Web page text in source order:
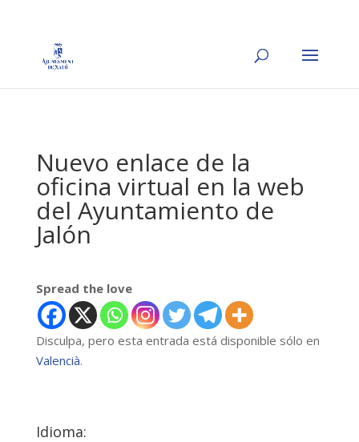
Nuevo enlace de la
oficina virtual en la web
del Ayuntamiento de
Jalón
Spread the love
Disculpa, pero esta entrada está disponible sólo en
Valencià.
Idioma: